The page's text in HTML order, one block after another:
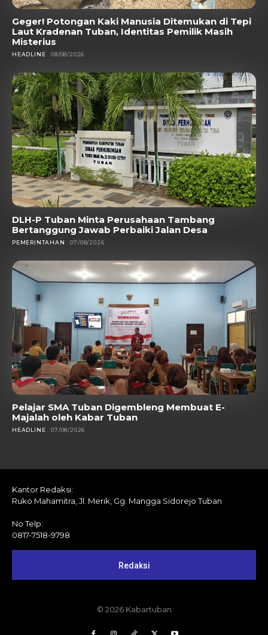
Geger! Potongan Kaki Manusia Ditemukan di Tepi
Laut Kradenan Tuban, Identitas Pemilik Masih
Misterius
HEADLINE 08/08/2026
DLH-P Tuban Minta Perusahaan Tambang
Bertanggung Jawab Perbaiki Jalan Desa
PEMERINTAHAN 07/08/2026
Pelajar SMA Tuban Digembleng Membuat E-
Majalah oleh Kabar Tuban
HEADLINE 07/08/2026
Kantor Redaksi:
Ruko Mahamitra, Jl. Merik, Gg. Mangga Sidorejo Tuban
No Telp:
0817-7518-9798
Redaksi
© 2026 Kabartuban